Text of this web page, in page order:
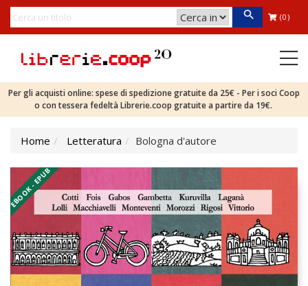
(0)
Per gli acquisti online: spese di spedizione gratuite da 25€ - Per i soci Coop
o con tessera fedeltà Librerie.coop gratuite a partire da 19€.
Home Letteratura Bologna d'autore
EBOOK - EPUB